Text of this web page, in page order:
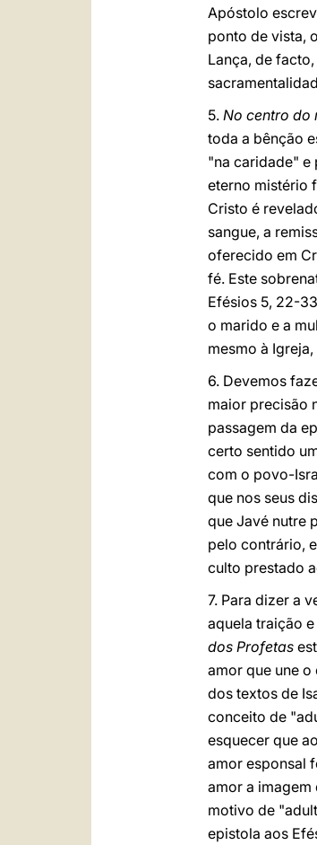
Apóstolo
ponto de vista,
Lança, de
5. No centro do
toda a bênção
"na caridade" e
eterno mistério
Cristo é
sangue, a
oferecido em
fé. Este
Efésios 5, 22-
o marido e a
mesmo à
6. Devemos
maior precisão
passagem da
certo sentido
com o povo-
que nos seus
que Javé nutre
pelo contrário,
culto prestado
7. Para dizer a
aquela traição
dos Profetas
amor que une
dos textos de
conceito de
esquecer que
amor esponsal
amor a imagem
motivo de
epistola aos